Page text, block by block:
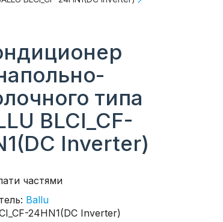
типа
BLCI_CF-
Inverter)
Ballu
24HN1(DC Inverter)